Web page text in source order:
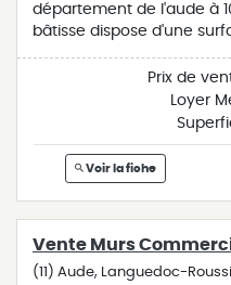
département de l'aude à
bâtisse dispose d'une
: - au rez-de-chaussée
une terrasse de 50 m²,
pièce. - à l'étage une
l'ensemble demande des
différentes activités
précédemment exploité
d'informations n'hésitez
informations sur les
Prix de
Loyer
Voir la fiche
Vente Murs
(11) Aude, Languedoc-